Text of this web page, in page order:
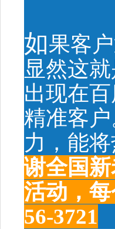
如果客
显然这
出现在
精准客
力，能
谢全国
活动，
56-3721